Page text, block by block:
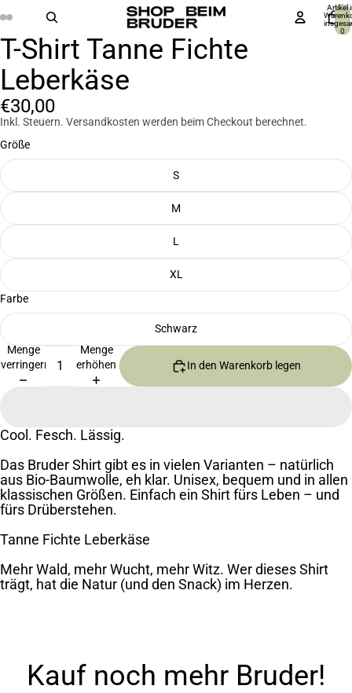
Artikel
0
Bild
im
Vollbildmodus
öffnen
Bild
im
Vollbildmodus
öffnen
Bild
im
Vollbildmodus
öffnen
Bild
im
Vollbildmodus
öffnen
Bild
im
Vollbildmodus
öffnen
Bild
im
Vollbildmodus
öffnen
T-Shirt Tanne Fichte
Leberkäse
€30,00
Inkl. Steuern. Versandkosten werden beim Checkout berechnet.
Größe
S
M
L
XL
Farbe
Schwarz
Menge
verringern
Menge
erhöhen
In den Warenkorb legen
Cool. Fesch. Lässig.
Das Bruder Shirt gibt es in vielen Varianten – natürlich
aus Bio-Baumwolle, eh klar. Unisex, bequem und in allen
klassischen Größen. Einfach ein Shirt fürs Leben – und
fürs Drüberstehen.
Tanne Fichte Leberkäse
Mehr Wald, mehr Wucht, mehr Witz. Wer dieses Shirt
trägt, hat die Natur (und den Snack) im Herzen.
Kauf noch mehr Bruder!